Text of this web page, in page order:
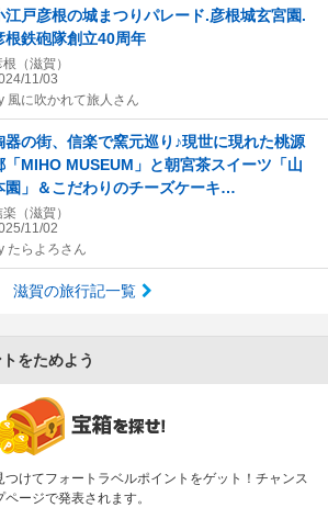
江戸彦根の城まつりパレード.彦根城玄宮園.
根鉄砲隊創立40周年
根（滋賀）
11/03
風に吹かれて旅人さん
器の街、信楽で窯元巡り♪現世に現れた桃源
「MIHO MUSEUM」と朝宮茶スイーツ「山
園」＆こだわりのチーズケーキ
TORASARU」
（滋賀）
11/02
たらよろさん
滋賀の旅行記一覧
をためよう
けてフォートラベルポイントをゲット！チャンス
ージで発表されます。